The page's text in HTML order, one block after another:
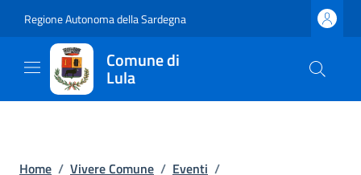
Regione Autonoma della Sardegna
Comune di
Lula
Home / Vivere Comune / Eventi /